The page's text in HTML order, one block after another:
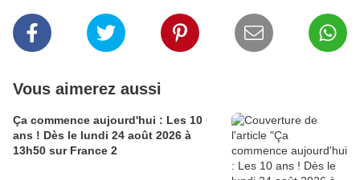
Vous aimerez aussi
Ça commence aujourd'hui : Les 10
ans ! Dès le lundi 24 août 2026 à
13h50 sur France 2